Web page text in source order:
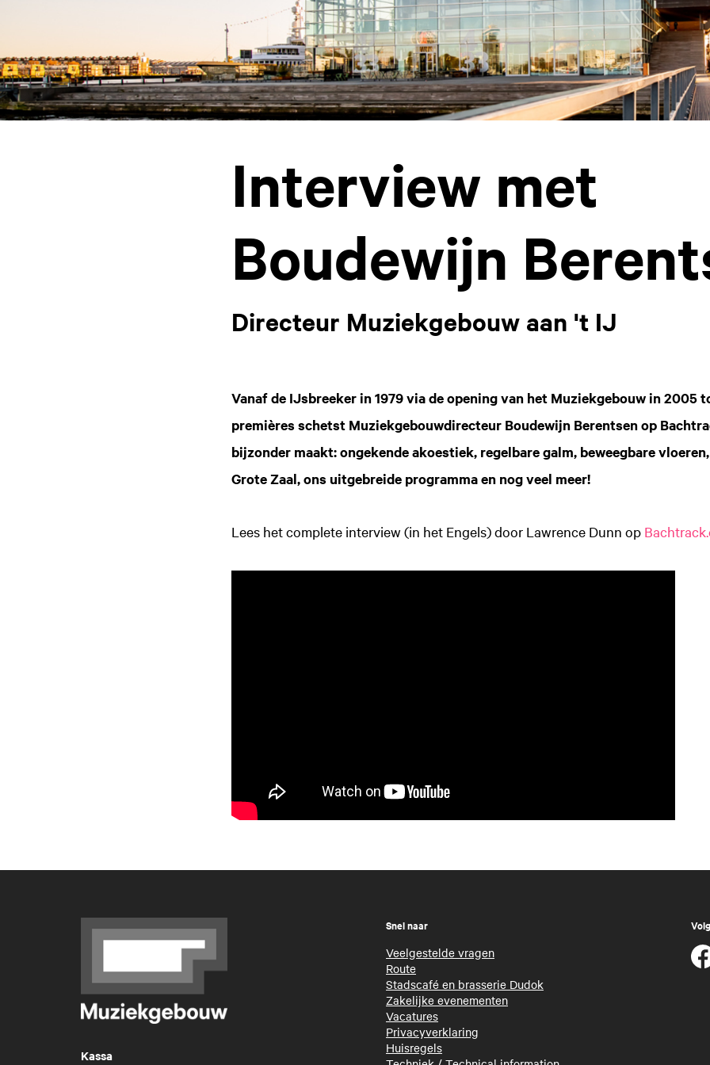
Interview met
Boudewijn
Directeur Muziekgebouw aan 't IJ
Vanaf de IJsbreeker in 1979 via de opening van het Muziekgebouw in 2005
premières schetst Muziekgebouwdirecteur Boudewijn Berentsen op
bijzonder maakt: ongekende akoestiek, regelbare galm, beweegbare
Grote Zaal, ons uitgebreide programma en nog veel meer!
Lees het complete interview (in het Engels) door Lawrence Dunn op
Kassa
Snel naar
Veelgestelde vragen
Route
Stadscafé en brasserie Dudok
Zakelijke evenementen
Vacatures
Privacyverklaring
Huisregels